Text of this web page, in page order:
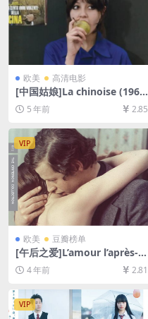
欧美 高清电影
[中国姑娘]La chinoise (196
7)[百度网盘+迅雷云盘资源10
80P超清未删减][MP4/6.1GB]
5 年前 2.85
VIP
欧美 豆瓣榜单
[午后之爱]L’amour l’après-m
idi (1972)[百度网盘+迅雷云盘
资源1080P超清未删减][MP4/
6.2GB][原声中字]
4 年前 2.81
VIP